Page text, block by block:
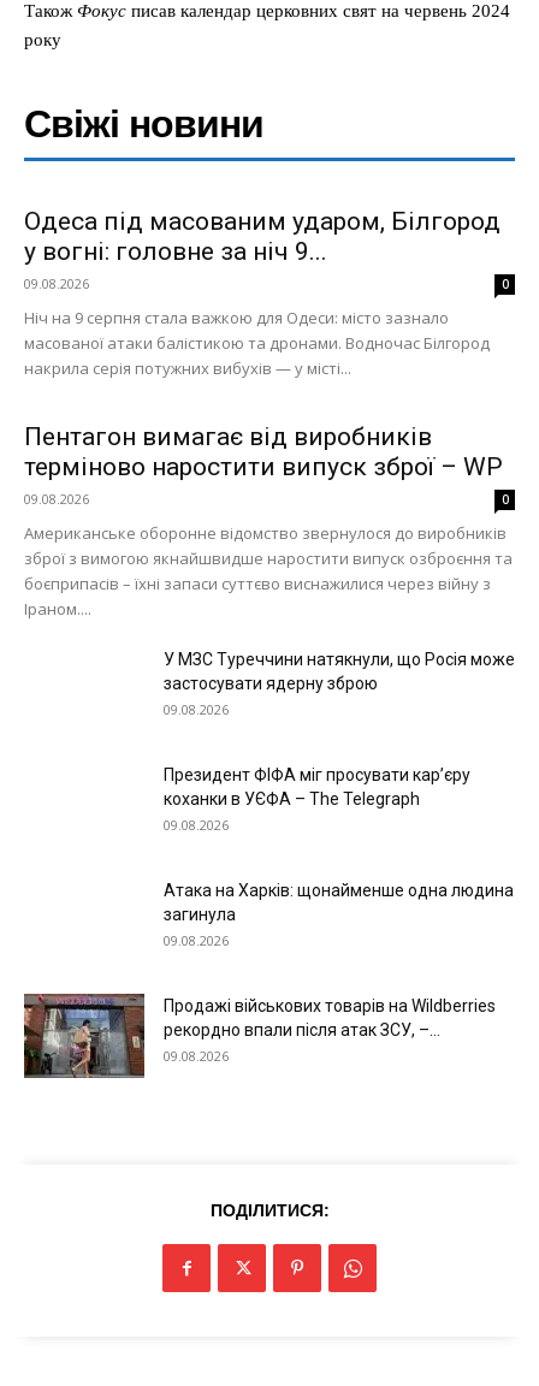
Також Фокус писав календар церковних свят на червень 2024
року
Свіжі новини
Одеса під масованим ударом, Білгород
у вогні: головне за ніч 9...
09.08.2026 0
Ніч на 9 серпня стала важкою для Одеси: місто зазнало
масованої атаки балістикою та дронами. Водночас Білгород
накрила серія потужних вибухів — у місті...
Пентагон вимагає від виробників
терміново наростити випуск зброї – WP
09.08.2026 0
Американське оборонне відомство звернулося до виробників
зброї з вимогою якнайшвидше наростити випуск озброєння та
боєприпасів – їхні запаси суттєво виснажилися через війну з
Іраном....
У МЗС Туреччини натякнули, що Росія може
застосувати ядерну зброю
09.08.2026
Президент ФІФА міг просувати кар’єру
коханки в УЄФА – The Telegraph
09.08.2026
Атака на Харків: щонайменше одна людина
загинула
09.08.2026
Продажі військових товарів на Wildberries
рекордно впали після атак ЗСУ, –...
09.08.2026
ПОДІЛИТИСЯ: